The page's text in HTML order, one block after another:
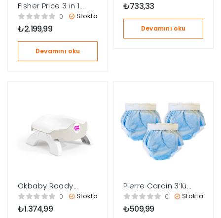
Fisher Price 3 in 1
Sesli Thomas ve
Arkadaşları Eğitici
Tuvalet HLV82
0 Stokta
₺2.199,99
Devamını oku
₺733,33
Devamını oku
Okbaby Roady
Katlanabilir Oturak &
Klozet Adaptörü /
K.Beyaz
0 Stokta
₺1.374,99
Pierre Cardin 3’lü
Alıştırma Külodu 16-
22kg – Mavi
0 Stokta
₺509,99